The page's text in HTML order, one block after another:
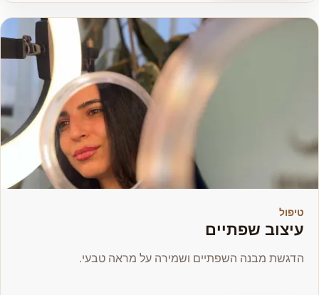
טיפול
עיצוב שפתיים
הדגשת מבנה השפתיים ושמירה על מראה טבעי.